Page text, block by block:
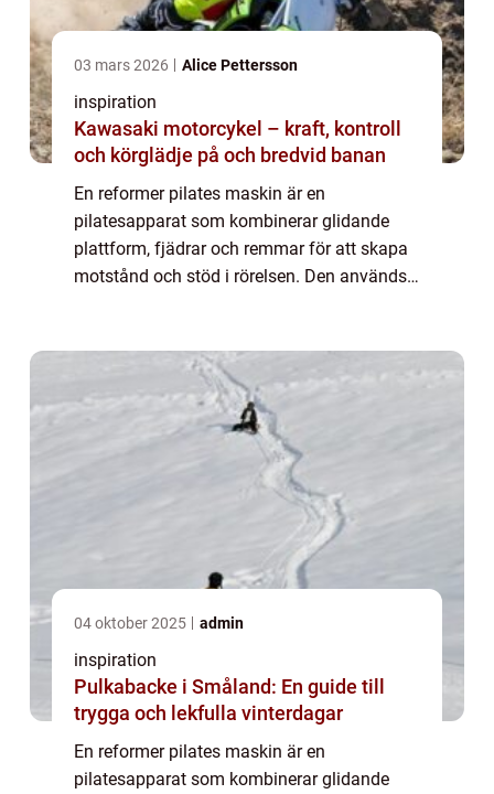
03 mars 2026 Alice Pettersson
inspiration
Kawasaki motorcykel – kraft, kontroll
och körglädje på och bredvid banan
En reformer pilates maskin är en
pilatesapparat som kombinerar glidande
plattform, fjädrar och remmar för att skapa
motstånd och stöd i rörelsen. Den används
04 oktober 2025 admin
inspiration
Pulkabacke i Småland: En guide till
trygga och lekfulla vinterdagar
En reformer pilates maskin är en
pilatesapparat som kombinerar glidande